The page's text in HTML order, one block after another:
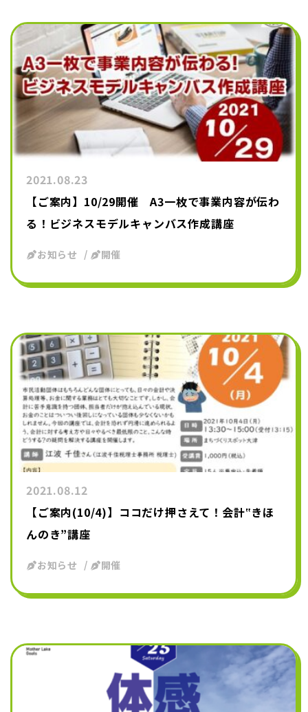
2021.08.23
【ご案内】10/29開催 A3一枚で事業内容が伝わ
る！ビジネスモデルキャンバス作成講座
お知らせ 開催
2021.08.12
【ご案内(10/4)】ココだけ押さえて！会計‟きほ
んのき”講座
お知らせ 開催